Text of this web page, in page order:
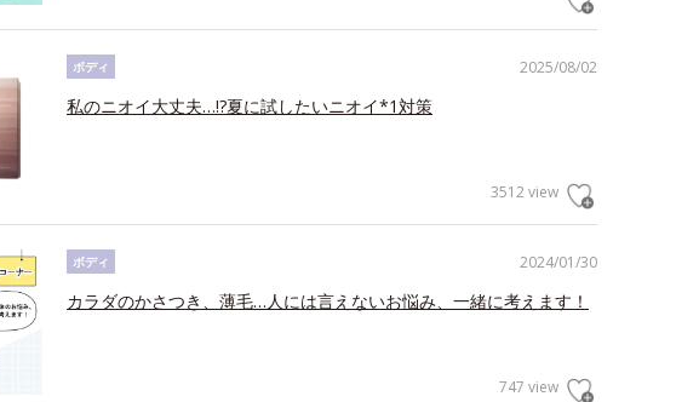
2025/08/02
ボディ
私のニオイ大丈夫…!?夏に試したいニオイ*1対策
3512 view
2024/01/30
ボディ
カラダのかさつき、薄毛…人には言えないお悩み、一緒に考えます！
747 view